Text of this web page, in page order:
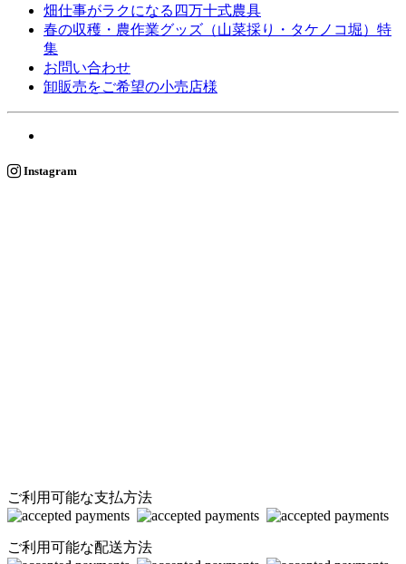
畑仕事がラクになる四万十式農具
春の収穫・農作業グッズ（山菜採り・タケノコ堀）特
集
お問い合わせ
卸販売をご希望の小売店様
Instagram
ご利用可能な支払方法
ご利用可能な配送方法